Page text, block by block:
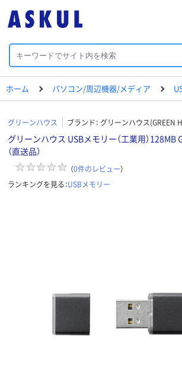
ホーム パソコン/周辺機器/メディア
グリーンハウス ブランド： グリーンハウス(GREEN
グリーンハウス USBメモリー（工業用）128MB
（直送品）
（0件のレビュー）
ランキングを見る：USBメモリー